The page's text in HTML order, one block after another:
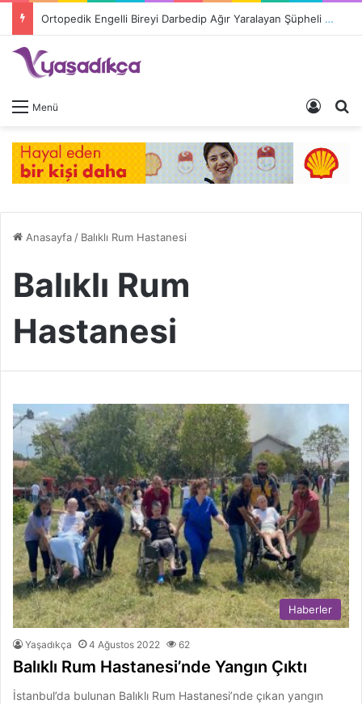
Ortopedik Engelli Bireyi Darbedip Ağır Yaralayan Şüpheli Tutuklandı
Menü Giriş
Anasayfa/ Balıklı Rum Hastanesi
Balıklı Rum
Hastanesi
Haberler
Yaşadıkça 4 Ağustos 2022 62
Balıklı Rum Hastanesi’nde Yangın Çıktı
İstanbul’da bulunan Balıklı Rum Hastanesi’nde çıkan yangın